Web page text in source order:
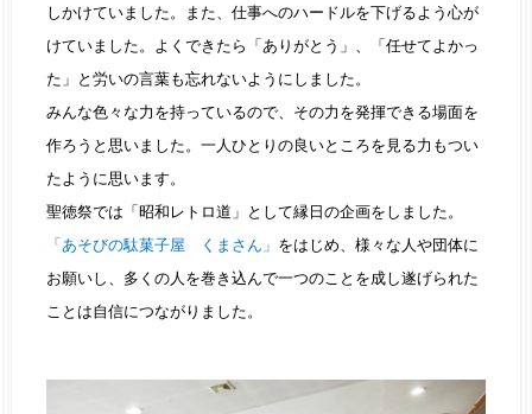
しかけていました。また、仕事へのハードルを下げるよう心が
けていました。よくできたら「ありがとう」、「任せてよかっ
た」と労いの言葉も忘れないようにしました。
みんな色々な力を持っているので、その力を発揮できる場面を
作ろうと思いました。一人ひとりの良いところを見る力もつい
たように思います。
聖徳祭では「昭和レトロ道」として縁日の企画をしました。
「あそびの駄菓子屋 くまさん」 をはじめ、様々な人や団体に
お願いし、多くの人を巻き込んで一つのことを成し遂げられた
ことは自信につながりました。